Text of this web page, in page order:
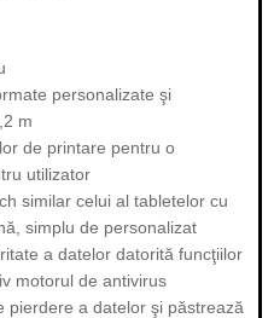
personalizate şi
m
de printare pentru o
utilizator
similar celui al tabletelor cu
simplu de personalizat
a datelor datorită funcţiilor
motorul de antivirus
pierdere a datelor şi păstrează